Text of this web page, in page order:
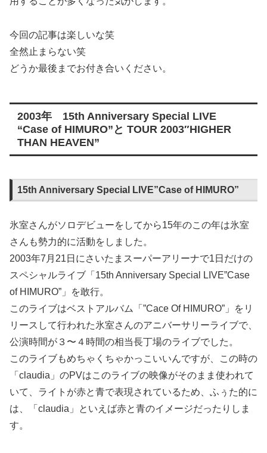
今回の記事は楽しいな笑
全然止まらない笑
どうか最後までお付き合いください。
2003年 15th Anniversary Special LIVE
“Case of HIMURO”と TOUR 2003″HIGHER
THAN HEAVEN”
15th Anniversary Special LIVE”Case of HIMURO”
氷室さんがソロデビューをしてから15年のこの年は氷室
さんも勢力的に活動をしました。
2003年7月21日にさいたまスーパーアリーナで1日だけの
スペシャルライブ「15th Anniversary Special LIVE”Case
of HIMURO”」を敢行。
このライブはベストアルバム「”Cace Of HIMURO”」をリ
リースして行われた氷室さんのアニバーサリーライブで、
公演時間が３〜４時間の相当長丁場のライブでした。
このライブもめちゃくちゃかっこいいんですが、この時の
「claudia」のPVはこのライブの映像がそのまま使われて
いて、ライトが赤と青で表現されているため、ふぅた的に
は、「claudia」といえば赤と青のイメージだったりしま
す。